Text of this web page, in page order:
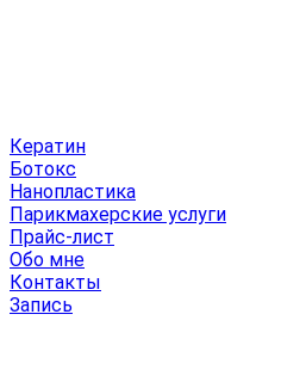
Кератин
Ботокс
Нанопластика
Парикмахерские услуги
Прайс-лист
Обо мне
Контакты
Запись